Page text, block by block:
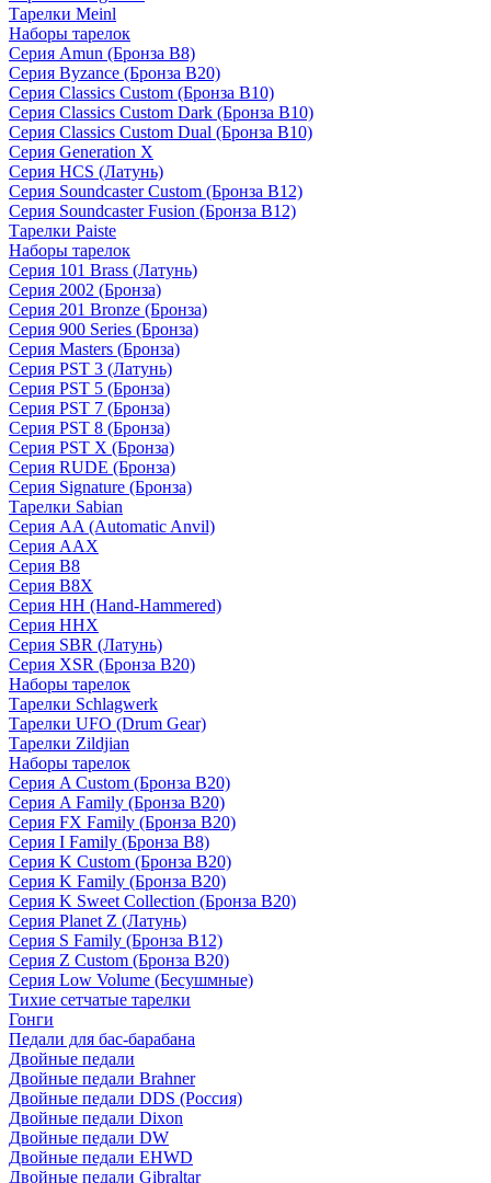
Тарелки Meinl
Наборы тарелок
Серия Amun (Бронза B8)
Серия Byzance (Бронза B20)
Серия Classics Custom (Бронза B10)
Серия Classics Custom Dark (Бронза B10)
Серия Classics Custom Dual (Бронза B10)
Серия Generation X
Серия HCS (Латунь)
Серия Soundcaster Custom (Бронза B12)
Серия Soundcaster Fusion (Бронза B12)
Тарелки Paiste
Наборы тарелок
Серия 101 Brass (Латунь)
Серия 2002 (Бронза)
Серия 201 Bronze (Бронза)
Серия 900 Series (Бронза)
Серия Masters (Бронза)
Серия PST 3 (Латунь)
Серия PST 5 (Бронза)
Серия PST 7 (Бронза)
Серия PST 8 (Бронза)
Серия PST X (Бронза)
Серия RUDE (Бронза)
Серия Signature (Бронза)
Тарелки Sabian
Серия AA (Automatic Anvil)
Серия AAX
Серия B8
Серия B8X
Серия HH (Hand-Hammered)
Серия HHX
Серия SBR (Латунь)
Серия XSR (Бронза B20)
Наборы тарелок
Тарелки Schlagwerk
Тарелки UFO (Drum Gear)
Тарелки Zildjian
Наборы тарелок
Серия A Custom (Бронза B20)
Серия A Family (Бронза B20)
Серия FX Family (Бронза B20)
Серия I Family (Бронза B8)
Серия K Custom (Бронза B20)
Серия K Family (Бронза B20)
Серия K Sweet Collection (Бронза B20)
Серия Planet Z (Латунь)
Серия S Family (Бронза B12)
Серия Z Custom (Бронза B20)
Серия Low Volume (Бесушмные)
Тихие сетчатые тарелки
Гонги
Педали для бас-барабана
Двойные педали
Двойные педали Brahner
Двойные педали DDS (Россия)
Двойные педали Dixon
Двойные педали DW
Двойные педали EHWD
Двойные педали Gibraltar